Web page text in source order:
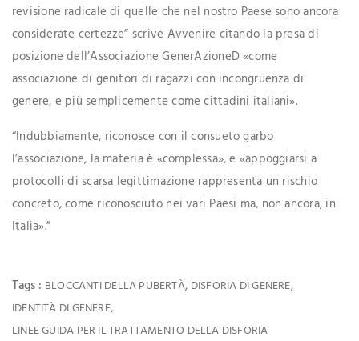
revisione radicale di quelle che nel nostro Paese sono ancora
considerate certezze” scrive Avvenire citando la presa di
posizione dell’Associazione GenerAzioneD «come
associazione di genitori di ragazzi con incongruenza di
genere, e più semplicemente come cittadini italiani».
“Indubbiamente, riconosce con il consueto garbo
l’associazione, la materia è «complessa», e «appoggiarsi a
protocolli di scarsa legittimazione rappresenta un rischio
concreto, come riconosciuto nei vari Paesi ma, non ancora, in
Italia».”
Tags : BLOCCANTI DELLA PUBERTÀ, DISFORIA DI GENERE,
IDENTITÀ DI GENERE,
LINEE GUIDA PER IL TRATTAMENTO DELLA DISFORIA